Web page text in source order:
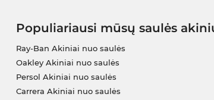
Populiariausi mūsų saulės
Ray-Ban Akiniai nuo saulės
Oakley Akiniai nuo saulės
Persol Akiniai nuo saulės
Carrera Akiniai nuo saulės